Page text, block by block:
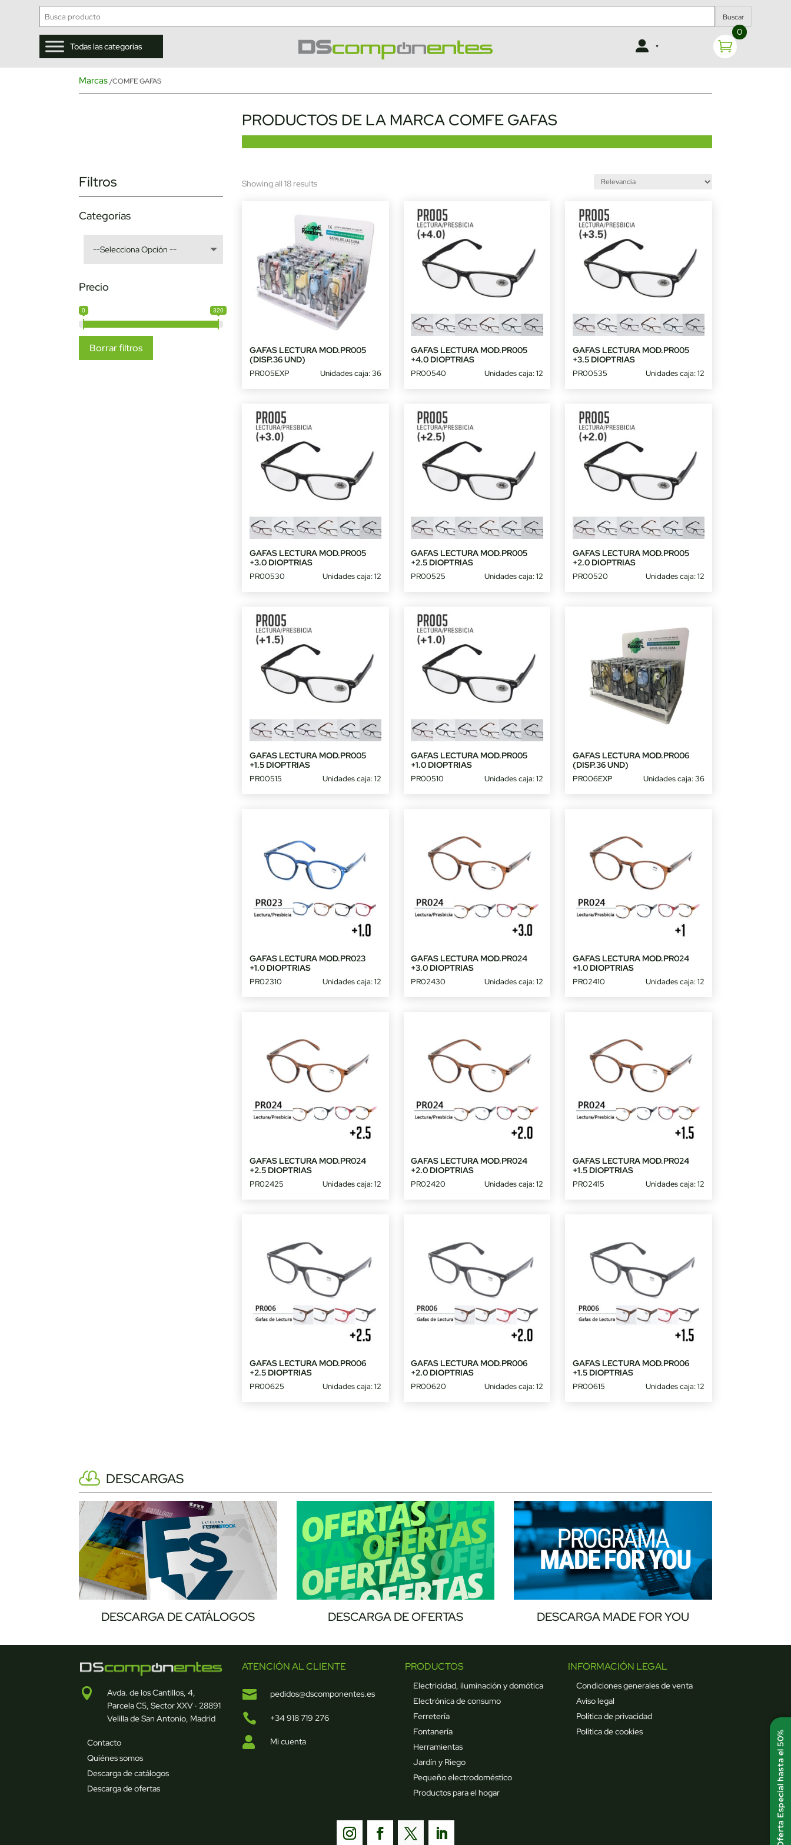
Buscar
Todas las categorías
0
Marcas/COMFE GAFAS
PRODUCTOS DE LA MARCA COMFE GAFAS
Filtros
Categorías
Precio
0 320
Borrar filtros
Showing all 18 resultsSorted
GAFAS LECTURA MOD.PR005
(DISP.36 UND)
PR005EXP Unidades caja: 36
GAFAS LECTURA MOD.PR005
+4.0 DIOPTRIAS
PR00540 Unidades caja: 12
GAFAS LECTURA MOD.PR005
+3.5 DIOPTRIAS
PR00535 Unidades caja: 12
GAFAS LECTURA MOD.PR005
+3.0 DIOPTRIAS
PR00530 Unidades caja: 12
GAFAS LECTURA MOD.PR005
+2.5 DIOPTRIAS
PR00525 Unidades caja: 12
GAFAS LECTURA MOD.PR005
+2.0 DIOPTRIAS
PR00520 Unidades caja: 12
GAFAS LECTURA MOD.PR005
+1.5 DIOPTRIAS
PR00515 Unidades caja: 12
GAFAS LECTURA MOD.PR005
+1.0 DIOPTRIAS
PR00510 Unidades caja: 12
GAFAS LECTURA MOD.PR006
(DISP.36 UND)
PR006EXP Unidades caja: 36
GAFAS LECTURA MOD.PR023
+1.0 DIOPTRIAS
PR02310 Unidades caja: 12
GAFAS LECTURA MOD.PR024
+3.0 DIOPTRIAS
PR02430 Unidades caja: 12
GAFAS LECTURA MOD.PR024
+1.0 DIOPTRIAS
PR02410 Unidades caja: 12
GAFAS LECTURA MOD.PR024
+2.5 DIOPTRIAS
PR02425 Unidades caja: 12
GAFAS LECTURA MOD.PR024
+2.0 DIOPTRIAS
PR02420 Unidades caja: 12
GAFAS LECTURA MOD.PR024
+1.5 DIOPTRIAS
PR02415 Unidades caja: 12
GAFAS LECTURA MOD.PR006
+2.5 DIOPTRIAS
PR00625 Unidades caja: 12
GAFAS LECTURA MOD.PR006
+2.0 DIOPTRIAS
PR00620 Unidades caja: 12
GAFAS LECTURA MOD.PR006
+1.5 DIOPTRIAS
PR00615 Unidades caja: 12
DESCARGAS
DESCARGA DE CATÁLOGOS DESCARGA DE OFERTAS DESCARGA MADE FOR YOU

Avda. de los Cantillos, 4,
Parcela C5, Sector XXV · 28891
Velilla de San Antonio, Madrid
Contacto
Quiénes somos
Descarga de catálogos
Descarga de ofertas
ATENCIÓN AL CLIENTE
 pedidos@dscomponentes.es
 +34 918 719 276
 Mi cuenta
PRODUCTOS
Electricidad, iluminación y domótica
Electrónica de consumo
Ferretería
Fontanería
Herramientas
Jardín y Riego
Pequeño electrodoméstico
Productos para el hogar
INFORMACIÓN LEGAL
Condiciones generales de venta
Aviso legal
Política de privacidad
Política de cookies
Oferta Especial hasta el 50%